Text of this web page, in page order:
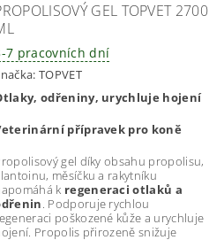
GEL TOPVET 2700
7 pracovních dní
TOPVET
odřeniny, urychluje hojení
přípravek pro koně
gel díky obsahu propolisu,
měsíčku a rakytníku
k regeneraci otlaků a
. Podporuje rychlou
poškozené kůže a urychluje
Propolis přirozeně snižuje